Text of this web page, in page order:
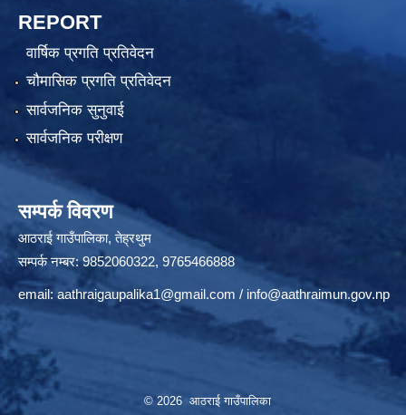
REPORT
वार्षिक प्रगति प्रतिवेदन
चौमासिक प्रगति प्रतिवेदन
सार्वजनिक सुनुवाई
सार्वजनिक परीक्षण
सम्पर्क विवरण
आठराई गाउँपालिका, तेह्रथुम
सम्पर्क नम्बर: 9852060322, 9765466888
email: aathraigaupalika1@gmail.com / info@aathraimun.gov.np
© 2026 आठराई गाउँपालिका